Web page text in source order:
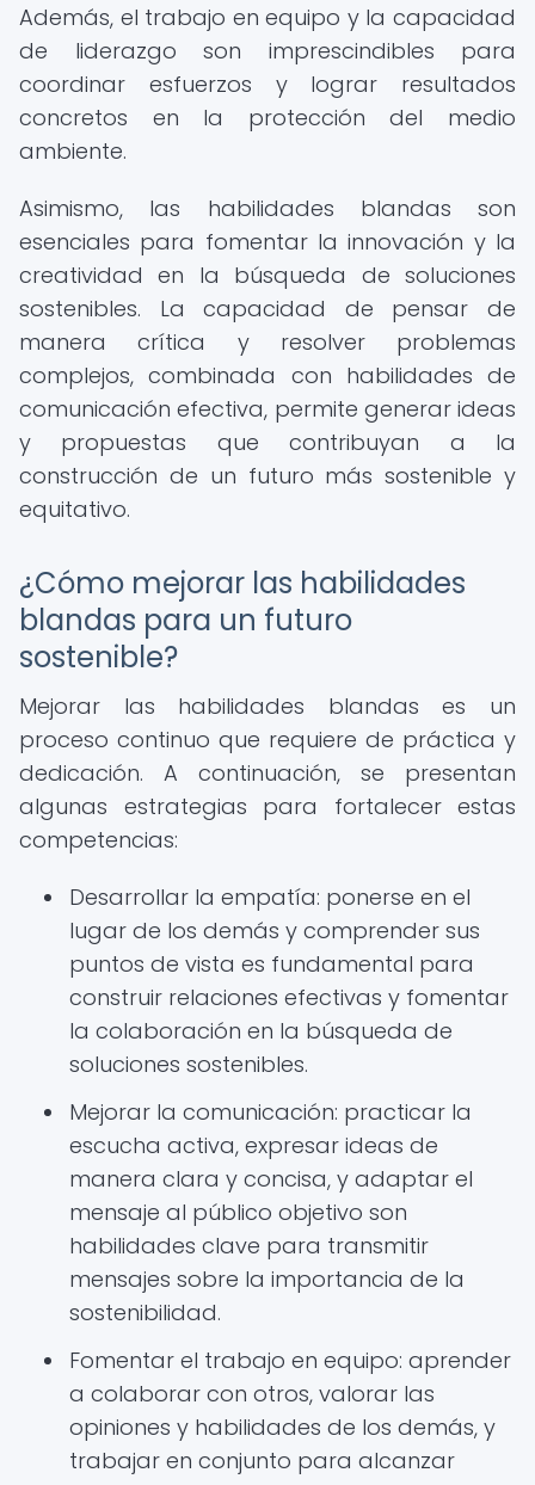
Además, el trabajo en equipo y la capacidad
de liderazgo son imprescindibles para
coordinar esfuerzos y lograr resultados
concretos en la protección del medio
ambiente.
Asimismo, las habilidades blandas son
esenciales para fomentar la innovación y la
creatividad en la búsqueda de soluciones
sostenibles. La capacidad de pensar de
manera crítica y resolver problemas
complejos, combinada con habilidades de
comunicación efectiva, permite generar ideas
y propuestas que contribuyan a la
construcción de un futuro más sostenible y
equitativo.
¿Cómo mejorar las habilidades
blandas para un futuro
sostenible?
Mejorar las habilidades blandas es un
proceso continuo que requiere de práctica y
dedicación. A continuación, se presentan
algunas estrategias para fortalecer estas
competencias:
Desarrollar la empatía: ponerse en el
lugar de los demás y comprender sus
puntos de vista es fundamental para
construir relaciones efectivas y fomentar
la colaboración en la búsqueda de
soluciones sostenibles.
Mejorar la comunicación: practicar la
escucha activa, expresar ideas de
manera clara y concisa, y adaptar el
mensaje al público objetivo son
habilidades clave para transmitir
mensajes sobre la importancia de la
sostenibilidad.
Fomentar el trabajo en equipo: aprender
a colaborar con otros, valorar las
opiniones y habilidades de los demás, y
trabajar en conjunto para alcanzar